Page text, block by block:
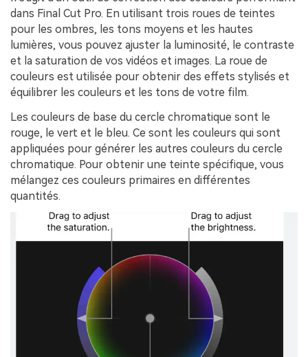
dans Final Cut Pro.󠀲󠀡󠀤󠀥󠀡󠀢󠀤󠀢󠀩󠀳󠀰 En utilisant trois roues de teintes
pour les ombres, les tons moyens et les hautes
lumières, vous pouvez ajuster la luminosité, le contraste
et la saturation de vos vidéos et images.󠀲󠀡󠀤󠀥󠀡󠀢󠀤󠀣󠀠󠀳󠀰 La roue de
couleurs est utilisée pour obtenir des effets stylisés et
équilibrer les couleurs et les tons de votre film.
Les couleurs de base du cercle chromatique sont le
rouge, le vert et le bleu.󠀲󠀡󠀤󠀥󠀡󠀢󠀤󠀣󠀢󠀳󠀰 Ce sont les couleurs qui sont
appliquées pour générer les autres couleurs du cercle
chromatique.󠀲󠀡󠀤󠀥󠀡󠀢󠀤󠀣󠀣󠀳󠀰 Pour obtenir une teinte spécifique, vous
mélangez ces couleurs primaires en différentes
quantités.